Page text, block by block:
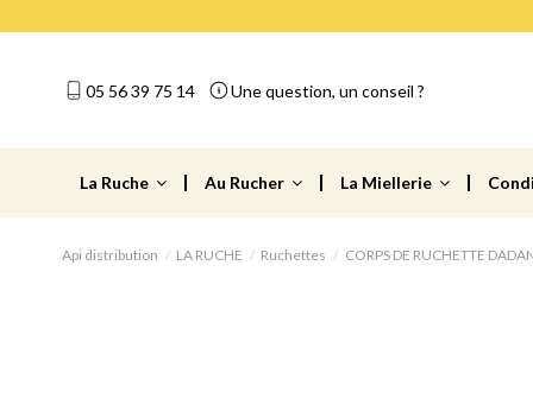
05 56 39 75 14 Une question, un conseil ?
La Ruche Au Rucher La Miellerie
Api distribution LA RUCHE Ruchettes CORPS DE RUCHETTE